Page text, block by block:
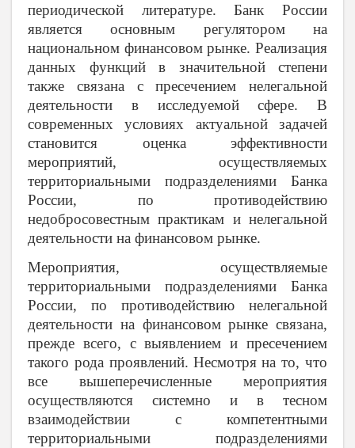
периодической литературе. Банк России
является основным регулятором на
национальном финансовом рынке. Реализация
данных функций в значительной степени
также связана с пресечением нелегальной
деятельности в исследуемой сфере. В
современных условиях актуальной задачей
становится оценка эффективности
мероприятий, осуществляемых
территориальными подразделениями Банка
России, по противодействию
недобросовестным практикам и нелегальной
деятельности на финансовом рынке.
Мероприятия, осуществляемые
территориальными подразделениями Банка
России, по противодействию нелегальной
деятельности на финансовом рынке связана,
прежде всего, с выявлением и пресечением
такого рода проявлений. Несмотря на то, что
все вышеперечисленные мероприятия
осуществляются системно и в тесном
взаимодействии с компетентными
территориальными подразделениями